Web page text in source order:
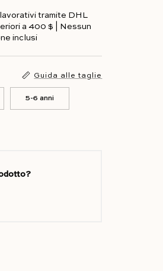
tramite DHL
a 400 $ | Nessun
inclusi
Guida alle taglie
5-6 anni